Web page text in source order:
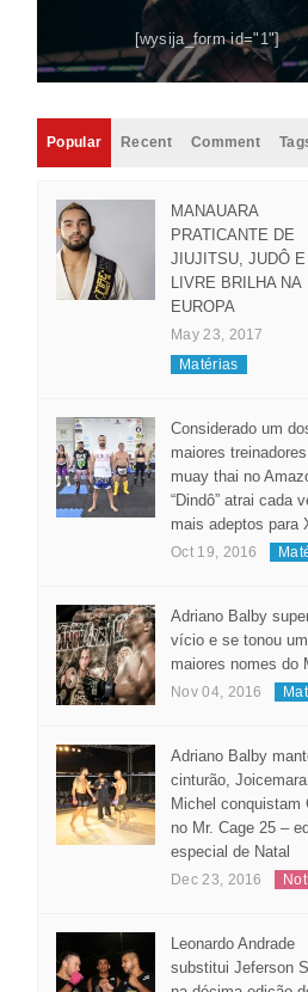
[wysija_form id="1"]
Popular Recent Comment
MANAUARA
PRATICANTE DE
JIUJITSU, JUDÔ E
LIVRE BRILHA NA
EUROPA
May 23, 2017
Matérias
Considerado um
maiores
muay thai no
“Dindô” atrai cada
mais adeptos para
Oct 19, 2016
Adriano Balby
vício e se tonou
maiores nomes do
Nov 04, 2016
Adriano Balby
cinturão,
Michel conquistam
no Mr. Cage 25 –
especial de Natal
Dec 23, 2016
Leonardo Andrade
substitui Jeferson